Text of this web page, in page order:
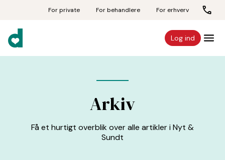
For private For behandlere For erhverv
Log ind
Arkiv
Få et hurtigt overblik over alle artikler i Nyt &
Sundt